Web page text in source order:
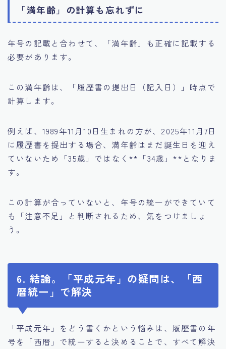
「満年齢」の計算も忘れずに
年号の記載と合わせて、「満年齢」も正確に記載する
必要があります。
この満年齢は、「履歴書の提出日（記入日）」時点で
計算します。
例えば、1989年11月10日生まれの方が、2025年11月7日
に履歴書を提出する場合、満年齢はまだ誕生日を迎え
ていないため「35歳」ではなく**「34歳」**となりま
す。
この計算が合っていないと、年号の統一ができていて
も「注意不足」と判断されるため、気をつけましょ
う。
6. 結論。「平成元年」の疑問は、「西
暦統一」で解決
「平成元年」をどう書くかという悩みは、履歴書の年
号を「西暦」で統一すると決めることで、すべて解決